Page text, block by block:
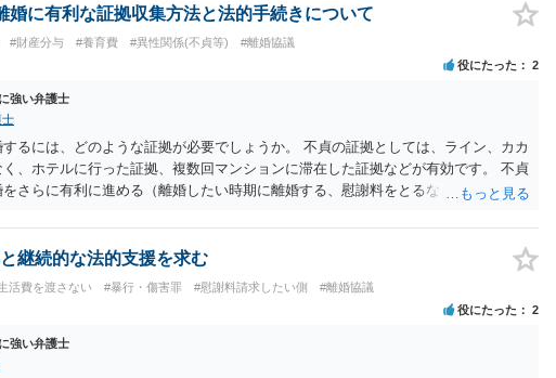
婚に有利な証拠収集方法と法的手続きについて
#財産分与 #養育費 #異性関係(不貞等) #離婚協議
役にたった 2
強い弁護士
士
るには、どのような証拠が必要でしょうか。 不貞の証拠としては、ライン、カカ
、ホテルに行った証拠、複数回マンションに滞在した証拠などが有効です。 不貞
さらに有利に進める（離婚したい時期に離婚する、慰謝料をとるなど）ことがで
ください。 以上、ご参考まで。
継続的な法的支援を求む
活費を渡さない #暴行・傷害罪 #慰謝料請求したい側 #離婚協議
役にたった 2
強い弁護士